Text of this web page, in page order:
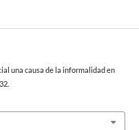
una causa de la informalidad en